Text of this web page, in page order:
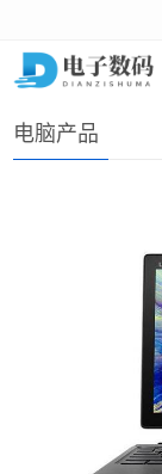
首页>产品展示
电脑产品